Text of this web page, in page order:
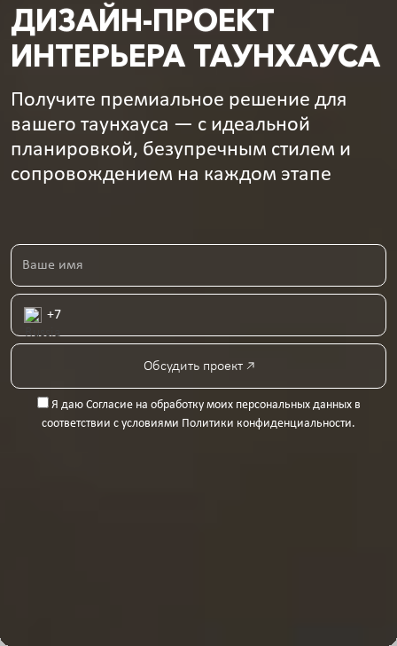
ДИЗАЙН-ПРОЕКТ
ИНТЕРЬЕРА ТАУНХАУСА
Получите премиальное решение для
вашего таунхауса — с идеальной
планировкой, безупречным стилем и
сопровождением на каждом этапе
Обсудить проект
Я даю Согласие на обработку моих персональных данныхв
соответствии с условиями Политики конфиденциальности.